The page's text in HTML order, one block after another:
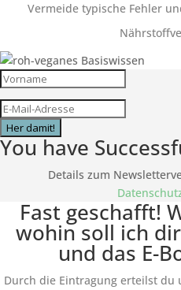
Vermeide typische Fehler
Her damit!
You have
Details zum
Fast geschafft!
wohin soll ich
und das E-
Durch die Eintragung erteilst du